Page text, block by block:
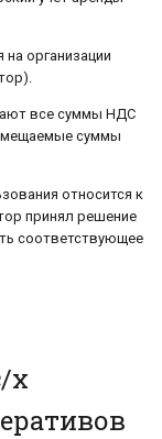
организации
все суммы НДС
суммы
относится к
принял решение
соответствующее
х